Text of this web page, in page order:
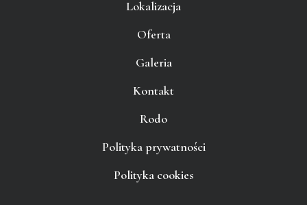
Lokalizacja
Oferta
Galeria
Kontakt
Rodo
Polityka prywatności
Polityka cookies